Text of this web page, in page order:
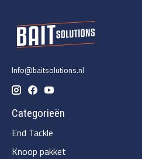
Info@baitsolutions.nl
Categorieën
End Tackle
Knoop pakket